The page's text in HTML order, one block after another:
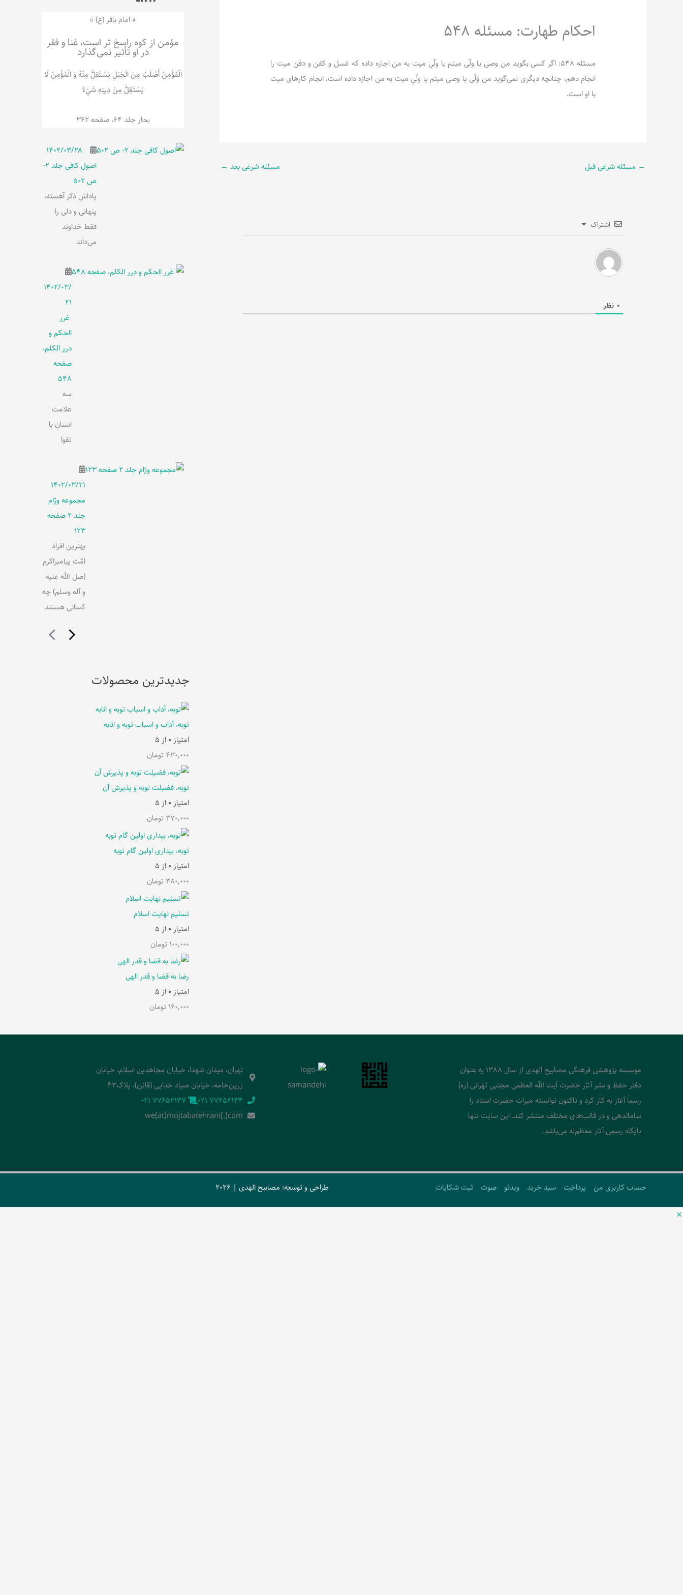
ه
احکام طهارت: مسئله 548
مسئله 548: اگر کسی بگوید من وصی یا ولّی میتم یا ولّیِ میت به من اجازه داده که غسل و کفن و دفن میت را
انجام دهم، چنانچه دیگری نمی‌گوید من وَلّی یا وصی میتم یا ولّیِ میت به من اجازه داده است، انجام کارهای میت
با او است.
→ مسئله شرعی قبل مسئله شرعی بعد ←
اشتراک
0 نظر
« امام باقر (ع) »
مؤمن از کوه راسخ تر است، غنا و فقر
در او تأثیر نمی‌گذارد
الْمُؤْمِنُ‌ أَصْلَبُ‌ مِنَ‌ الْجَبَلِ‌ یَسْتَقِلُّ مِنْهُ وَ الْمُؤْمِنُ لَا
يَسْتَقِلُّ مِنْ دِينِهِ شَيْ‌ءٌ
بحار جلد 64، صفحه 362
۱۴۰۲/۰۳/۲۸
اصول کافی جلد 2-
ص 502
پاداش ذکر آهسته،
پنهانی و دلی را
فقط خداوند
می‌داند
۱۴۰۲/۰۳/
۲۱
غرر
الحکم و
درر الکلم،
صفحه
548
سه
علامت
انسان با
تقوا
۱۴۰۲/۰۳/۲۱
مجموعه ورّام
جلد 2 صفحه
123
بهترین افراد
امّت پیامبراکرم
(صل الله علیه
و آله وسلم) چه
کسانی هستند
جدیدترین محصولات
توبه، آداب و اسباب توبه و انابه
امتیاز 0 از 5
430,000 تومان
توبه، فضیلت توبه و پذیرش آن
امتیاز 0 از 5
370,000 تومان
توبه، بیداری اولین گام توبه
امتیاز 0 از 5
380,000 تومان
تسلیم نهایت اسلام
امتیاز 0 از 5
100,000 تومان
رضا به قضا و قدر الهی
امتیاز 0 از 5
160,000 تومان
موسسه پژوهشی فرهنگی مصابیح الهدی از سال 1388 به عنوان
دفتر حفظ و نشر آثار حضرت آیت الله العظمی مجتبی تهرانی (ره)
رسما آغاز به کار کرد و تاکنون توانسته میراث حضرت استاد را
ساماندهی و در قالب‌های مختلف منتشر کند. این سایت تنها
پایگاه رسمی آثار معظم‌له می‌باشد.
تهران، میدان شهدا، خیابان مجاهدین اسلام، خیابان
زرین‌خامه، خیابان صیاد خدایی (قائن)، پلاک43
‭021 77652134‬
‭021 77652137‬
we[at]mojtabatehrani[.]com
حساب کاربری من پرداخت سبد خرید ویدئو صوت ثبت شکایات طراحی و توسعه: مصابیح الهدی | 2026